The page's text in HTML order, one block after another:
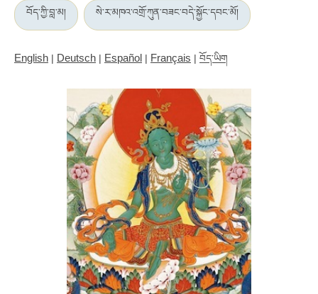
བོད་ཀྱི་བླ་མ། སེ་ར་མཁའ་འགྲོ་ཀུན་བཟང་བདེ་སྐྱོང་དབང་མོ།
English | Deutsch | Español | Français | བོད་ཡིག